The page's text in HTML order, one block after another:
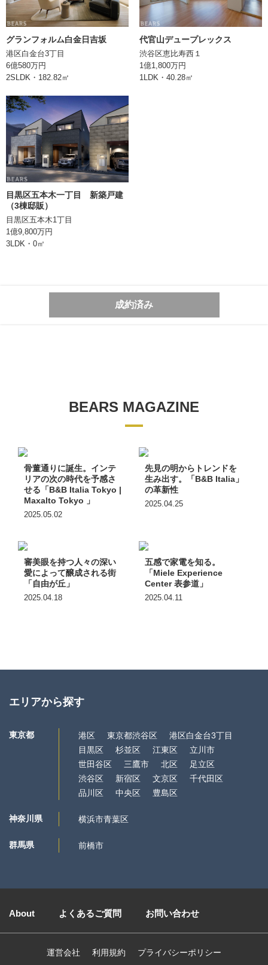
備考
情報登録日 2024/05/02
次回更新日
株式会社BEARS
東京都千代田区丸の内二丁目1番1号
明治安田生命ビル10階
TEL:0362066070
東京都知事 (1) 第106896号
グランフォルム白金日吉坂
港区白金台3丁目
6億580万円
2SLDK・182.82㎡
代官山デュープレックス
渋谷区恵比寿西１
1億1,800万円
1LDK・40.28㎡
目黒区五本木一丁目 新築戸建
（3棟邸販）
目黒区五本木1丁目
1億9,800万円
3LDK・0㎡
成約済み
BEARS MAGAZINE
骨董通りに誕生。インテ
リアの次の時代を予感さ
せる「B&B Italia Tokyo |
Maxalto Tokyo 」
2025.05.02
先見の明からトレンドを
生み出す。「B&B Italia」
の革新性
2025.04.25
審美眼を持つ人々の深い
愛によって醸成される街
「自由が丘」
2025.04.18
五感で家電を知る。
「Miele Experience
Center 表参道」
2025.04.11
エリアから探す
東京都 港区 東京都渋谷区
港区白金台3丁目
目黒区
杉並区 江東区
立川市
世田谷区
三鷹市 北区
足立区
渋谷区
新宿区 文京区
千代田区
品川区
中央区 豊島区
神奈川県 横浜市青葉区
群馬県 前橋市
About よくあるご質問 お問い合わせ
運営会社 利用規約 プライバシーポリシー